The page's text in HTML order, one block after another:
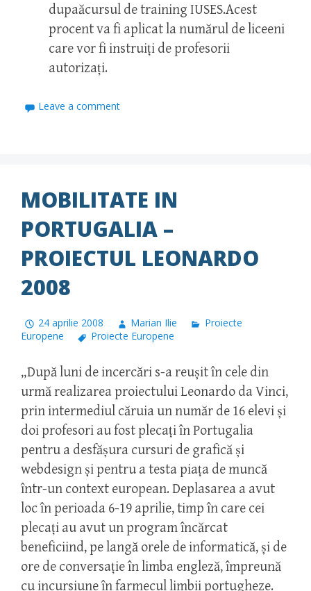
dupaăcursul de training IUSES.Acest
procent va fi aplicat la numărul de liceeni
care vor fi instruiți de profesorii
autorizați.
Leave a comment
MOBILITATE IN
PORTUGALIA –
PROIECTUL LEONARDO
2008
24 aprilie 2008 Marian Ilie
Proiecte
Europene
Proiecte Europene
„După luni de incercări s-a reuşit în cele din
urmă realizarea proiectului Leonardo da Vinci,
prin intermediul căruia un număr de 16 elevi şi
doi profesori au fost plecaţi în Portugalia
pentru a desfăşura cursuri de grafică şi
webdesign şi pentru a testa piaţa de muncă
într-un context european. Deplasarea a avut
loc în perioada 6-19 aprilie, timp în care cei
plecaţi au avut un program încărcat
beneficiind, pe langă orele de informatică, şi de
ore de conversaţie în limba engleză, împreună
cu incursiune în farmecul limbii portugheze.